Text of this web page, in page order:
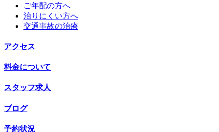
ご年配の方へ
治りにくい方へ
交通事故の治療
アクセス
料金について
スタッフ求人
ブログ
予約状況